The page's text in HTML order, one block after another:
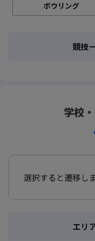
ボウリング
競技
学校
選択すると遷移し
エリ